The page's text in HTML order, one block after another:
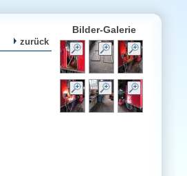
zurück
Bilder-Galerie